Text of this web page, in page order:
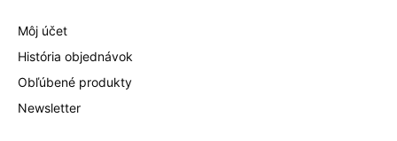
Môj účet
História objednávok
Obľúbené produkty
Newsletter